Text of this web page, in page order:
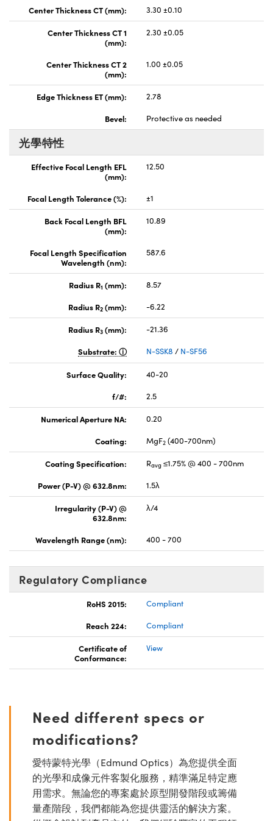
Center Thickness CT (mm):
3.30 ±0.10
Center Thickness CT 1
(mm):
2.30 ±0.05
Center Thickness CT 2
(mm):
1.00 ±0.05
Edge Thickness ET (mm):
2.78
Bevel:
Protective as needed
光學特性
Effective Focal Length EFL
(mm):
12.50
Focal Length Tolerance (%): ±1
Back Focal Length BFL
(mm):
10.89
Focal Length Specification
Wavelength (nm):
587.6
Radius R1 (mm):
8.57
Radius R2 (mm): -6.22
Radius R3 (mm):
-21.36
Substrate:
N-SSK8 / N-SF56
Surface Quality:
40-20
f/#:
2.5
Numerical Aperture NA:
0.20
Coating:
MgF2 (400-700nm)
Coating Specification: Ravg ≤1.75% @ 400 - 700nm
Power (P-V) @ 632.8nm:
1.5λ
Irregularity (P-V) @
632.8nm:
λ/4
Wavelength Range (nm): 400 - 700
Regulatory Compliance
RoHS 2015:
Compliant
Reach 224:
Compliant
Certificate of
Conformance:
View
Need different specs or
modifications?
愛特蒙特光學（Edmund Optics）為您提供全面
的光學和成像元件客製化服務，精準滿足特定應
用需求。無論您的專案處於原型開發階段或籌備
量產階段，我們都能為您提供靈活的解決方案。